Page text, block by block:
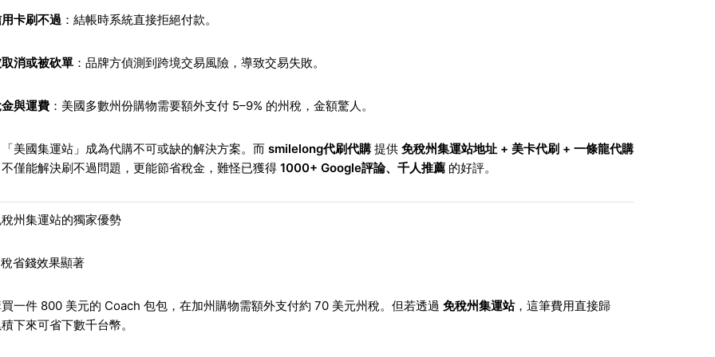
卡刷不過：結帳時系統直接拒絕付款。
消或被砍單：品牌方偵測到跨境交易風險，導致交易失敗。
與運費：美國多數州份購物需要額外支付 5–9% 的州稅，金額驚人。
美國集運站」成為代購不可或缺的解決方案。而 smilelong代刷代購提供 免稅州集運站地址 + 美卡代刷 + 一條龍代購
僅能解決刷不過問題，更能節省稅金，難怪已獲得 1000+ Google評論、千人推薦的好評。
州集運站的獨家優勢
省錢效果顯著
一件 800 美元的 Coach 包包，在加州購物需額外支付約 70 美元州稅。但若透過 免稅州集運站，這筆費用直接歸
下來可省下數千台幣。